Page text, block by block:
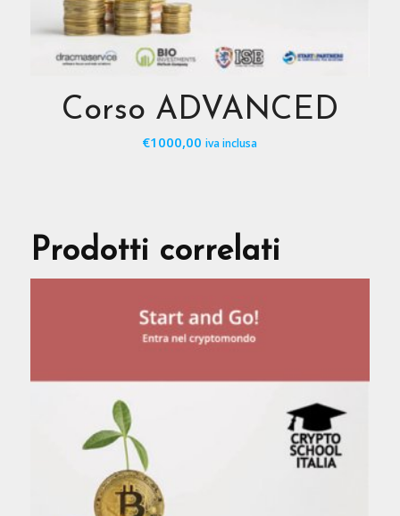
Corso ADVANCED
€1000,00 iva inclusa
Prodotti correlati